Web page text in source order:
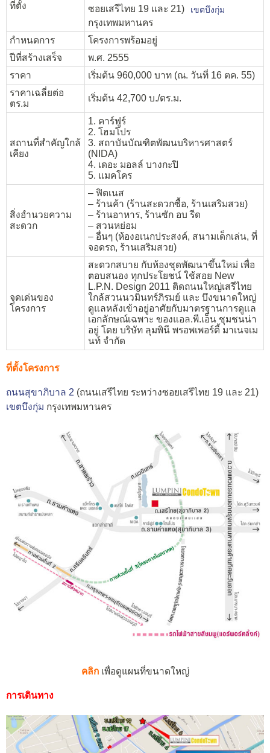
ที่ตั้ง
ซอยเสรีไทย 19 และ 21)
เขตบึงกุ่ม
กรุงเทพมหานคร
กำหนดการ
โครงการพร้อมอยู่
ปีที่สร้างเสร็จ
พ.ศ. 2555
ราคา
เริ่มต้น 960,000 บาท (ณ. วันที่ 16 ตค. 55)
ราคาเฉลี่ยต่อ
ตร.ม
เริ่มต้น 42,700 บ./ตร.ม.
สถานที่สำคัญใกล้
เคียง
1. คาร์ฟูร์
2. โฮมโปร
3. สถาบันบัณฑิตพัฒนบริหารศาสตร์
(NIDA)
4. เดอะ มอลล์ บางกะปิ
5. แมคโคร
สิ่งอำนวยความ
สะดวก
– ฟิตเนส
– ร้านค้า (ร้านสะดวกซื้อ, ร้านเสริมสวย)
– ร้านอาหาร, ร้านซัก อบ รีด
– สวนหย่อม
– อื่นๆ (ห้องอเนกประสงค์, สนามเด็กเล่น, ที่
จอดรถ, ร้านเสริมสวย)
จุดเด่นของ
โครงการ
สะดวกสบาย กับห้องชุดพัฒนาขึ้นใหม่ เพื่อ
ตอบสนอง ทุกประโยชน์ ใช้สอย New
L.P.N. Design 2011 ติดถนนใหญ่เสรีไทย
ใกล้สวนนวมินทร์ภิรมย์ และ บึงขนาดใหญ่
ดูแลหลังเข้าอยู่อาศัยกับมาตรฐานการดูแล
เอกลักษณ์เฉพาะ ของแอล.พี.เอ็น ชุมชนน่า
อยู่ โดย บริษัท ลุมพินี พรอพเพอร์ตี้ มาเนจเม
นท์ จำกัด
ที่ตั้งโครงการ
ถนนสุขาภิบาล 2 (ถนนเสรีไทย ระหว่างซอยเสรีไทย 19 และ 21)
เขตบึงกุ่ม กรุงเทพมหานคร
คลิก เพื่อดูแผนที่ขนาดใหญ่
การเดินทาง